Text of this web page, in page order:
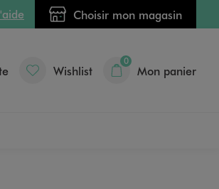
Choisir mon magasin
Wishlist
0
Mon panier